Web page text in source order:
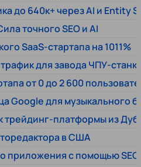
до 640к+ через AI и Entity
точного SEO и AI
SaaS-стартапа на 1011%
для завода ЧПУ-
от 0 до 2 600
Google для музыкального
трейдинг-платформы из
в США
приложения с помощью SEO